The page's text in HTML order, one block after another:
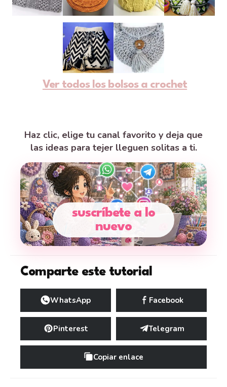
Ver todos los bolsos a crochet
Haz clic, elige tu canal favorito y deja que
las ideas para tejer lleguen solitas a ti.
suscríbete a lo
nuevo
Comparte este tutorial
WhatsApp Facebook
Pinterest Telegram
Copiar enlace